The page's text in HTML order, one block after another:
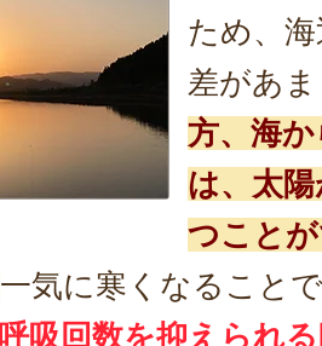
ため、
差があ
方、海
は、太
つこと
一気に寒くなること
呼吸回数を抑えられ